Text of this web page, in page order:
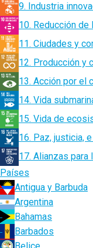
9. Industria
10. Reducción
11. Ciudades y
12. Producción y
13. Acción por el
14. Vida
15. Vida de
16. Paz, justicia,
17. Alianzas
Países
Antigua y Barbuda
Argentina
Bahamas
Barbados
Belice